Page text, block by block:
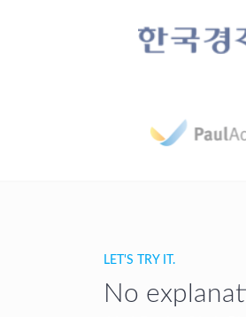
LET'S TRY IT.
No